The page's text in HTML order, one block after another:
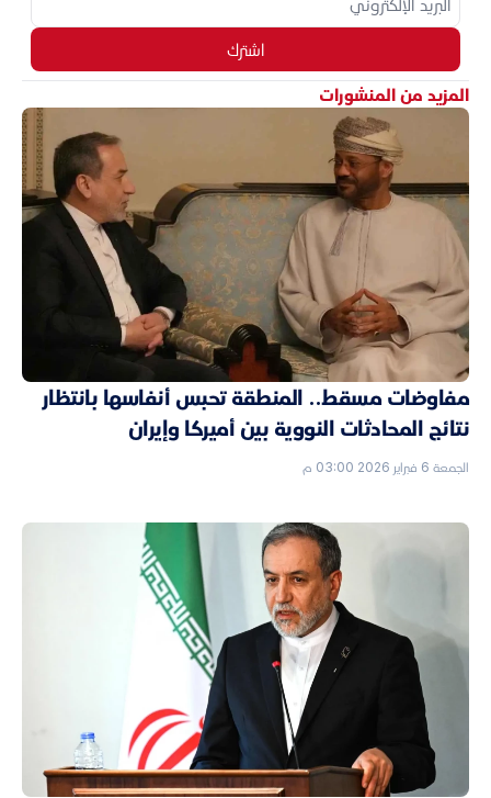
اشترك
المزيد من المنشورات
مفاوضات مسقط.. المنطقة تحبس أنفاسها بانتظار
نتائج المحادثات النووية بين أميركا وإيران
الجمعة 6 فبراير 2026 03:00 م